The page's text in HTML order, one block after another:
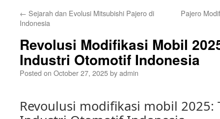
← Sejarah dan Evolusi Mitsubishi Pajero di
Indonesia
Pajero
Revolusi Modifikasi Mobil
Industri Otomotif Indonesia
Posted on October 27, 2025byadmin
Revoulusi modifikasi mobil 2025: